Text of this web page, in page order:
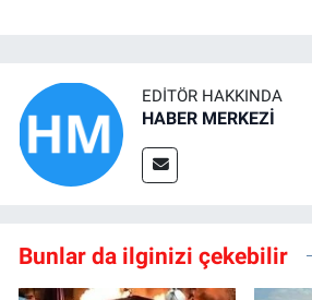
EDITÖR HAKKINDA
HABER MERKEZİ
Bunlar da ilginizi çekebilir